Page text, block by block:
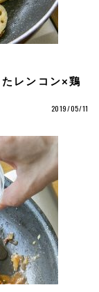
レンコン×鶏
2019/05/11